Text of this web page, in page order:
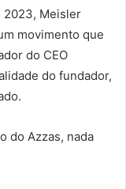
2023, Meisler
movimento que
do CEO
do fundador,
do Azzas, nada